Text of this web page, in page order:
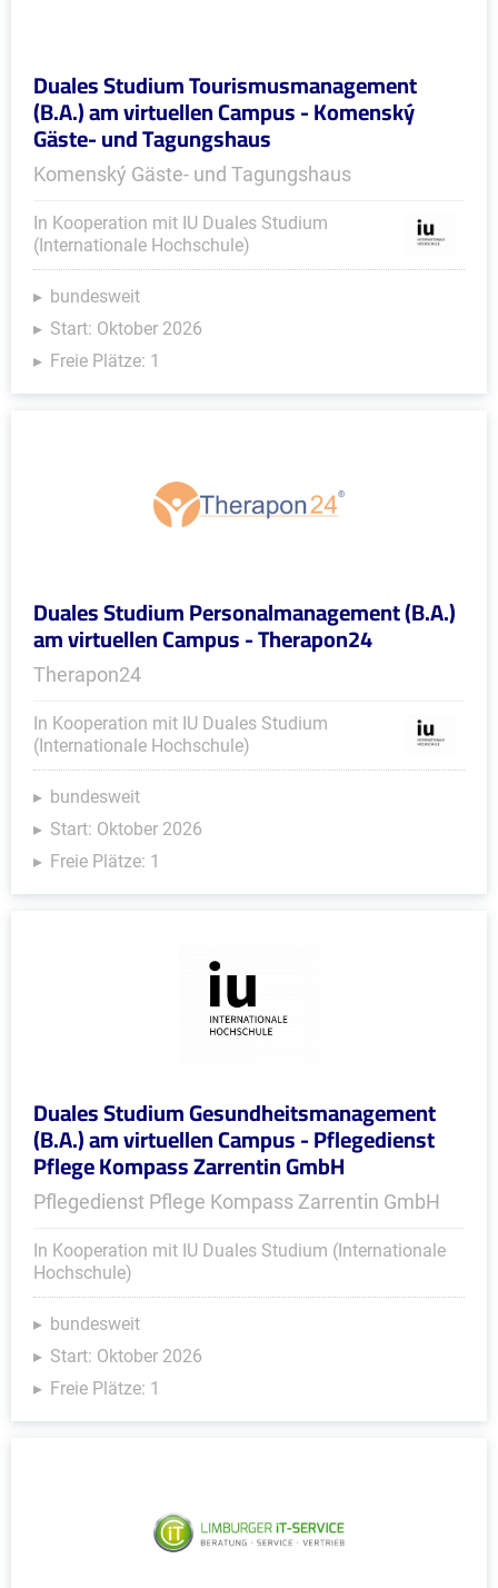
Duales Studium Tourismusmanagement
(B.A.) am virtuellen Campus - Komenský
Gäste- und Tagungshaus
Komenský Gäste- und Tagungshaus
In Kooperation mit IU Duales Studium
(Internationale Hochschule)
bundesweit
Start: Oktober 2026
Freie Plätze: 1
Duales Studium Personalmanagement (B.A.)
am virtuellen Campus - Therapon24
Therapon24
In Kooperation mit IU Duales Studium
(Internationale Hochschule)
bundesweit
Start: Oktober 2026
Freie Plätze: 1
Duales Studium Gesundheitsmanagement
(B.A.) am virtuellen Campus - Pflegedienst
Pflege Kompass Zarrentin GmbH
Pflegedienst Pflege Kompass Zarrentin GmbH
In Kooperation mit IU Duales Studium (Internationale
Hochschule)
bundesweit
Start: Oktober 2026
Freie Plätze: 1